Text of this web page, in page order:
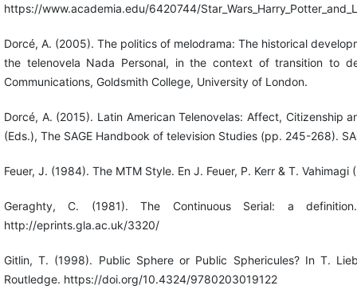
https://www.academia.edu/6420744/
Dorcé, A. (2005). The politics of melodrama: The historical
the telenovela Nada Personal, in the context of transition to
Communications, Goldsmith College, University of London.
Dorcé, A. (2015). Latin American Telenovelas: Affect, Citizenship
(Eds.), The SAGE Handbook of television Studies (pp. 245-268).
Feuer, J. (1984). The MTM Style. En J. Feuer, P. Kerr & T.
Geraghty, C. (1981). The Continuous Serial: a
http://eprints.gla.ac.uk/3320/
Gitlin, T. (1998). Public Sphere or Public Sphericules? In T.
Routledge. https://doi.org/10.4324/9780203019122